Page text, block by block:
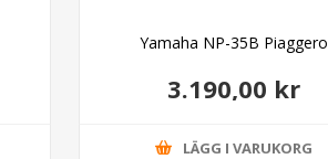
Yamaha NP-35B Piaggero
3.190,00 kr
LÄGG I VARUKORG